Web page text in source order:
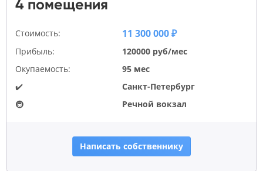
4 помещения
Стоимость: 11 300 000 ₽
Прибыль:
120000 руб/мес
Окупаемость:
95 мес
✔️
Санкт-Петербург
🚇
Речной вокзал
Написать собственнику